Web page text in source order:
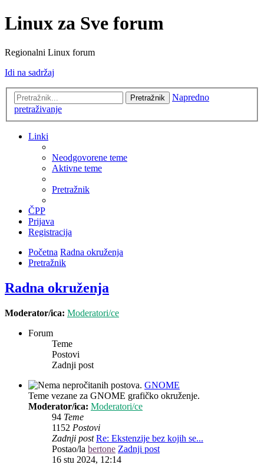
Linux za Sve forum
Regionalni Linux forum
Idi na sadržaj
Pretražnik
Napredno
pretraživanje
Linki
Neodgovorene teme
Aktivne teme
Pretražnik
ČPP
Prijava
Registracija
Početna Radna okruženja
Pretražnik
Radna okruženja
Moderator/ica: Moderatori/ce
Forum
Teme
Postovi
Zadnji post
GNOME
Teme vezane za GNOME grafičko okruženje.
Moderator/ica: Moderatori/ce
94 Teme
1152 Postovi
Zadnji post Re: Ekstenzije bez kojih se...
Postao/la bertone Zadnji post
16 stu 2024, 12:14